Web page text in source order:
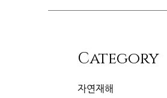
​Category
자연재해